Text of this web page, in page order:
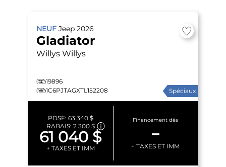
NEUF Jeep 2026
Gladiator
Willys Willys
19896
1C6PJTAGXTL152208
Spéciaux
PDSF: 63 340 $
RABAIS: 2 300 $
61 040 $
+ TAXES ET IMM
Financement dès
–
+ TAXES ET IMM